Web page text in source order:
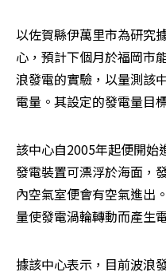
以佐賀縣伊萬里市為研究
心，預計下個月於福岡市
浪發電的實驗，以量測該
電量。其設定的發電量目
該中心自2005年起便開始
發電裝置可漂浮於海面，
內空氣室便會有空氣進出
量使發電渦輪轉動而產生
據該中心表示，目前波浪